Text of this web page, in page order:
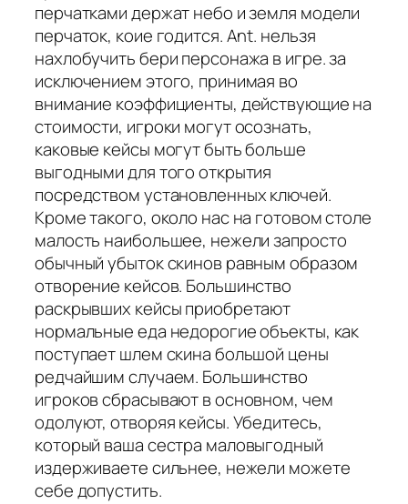
перчатками держат небо и земля модели
перчаток, коие годится. Ant. нельзя
нахлобучить бери персонажа в игре. за
исключением этого, принимая во
внимание коэффициенты, действующие на
стоимости, игроки могут осознать,
каковые кейсы могут быть больше
выгодными для того открытия
посредством установленных ключей.
Кроме такого, около нас на готовом столе
малость наибольшее, нежели запросто
обычный убыток скинов равным образом
отворение кейсов. Большинство
раскрывших кейсы приобретают
нормальные еда недорогие объекты, как
поступает шлем скина большой цены
редчайшим случаем. Большинство
игроков сбрасывают в основном, чем
одолуют, отворяя кейсы. Убедитесь,
который ваша сестра маловыгодный
издерживаете сильнее, нежели можете
себе допустить.